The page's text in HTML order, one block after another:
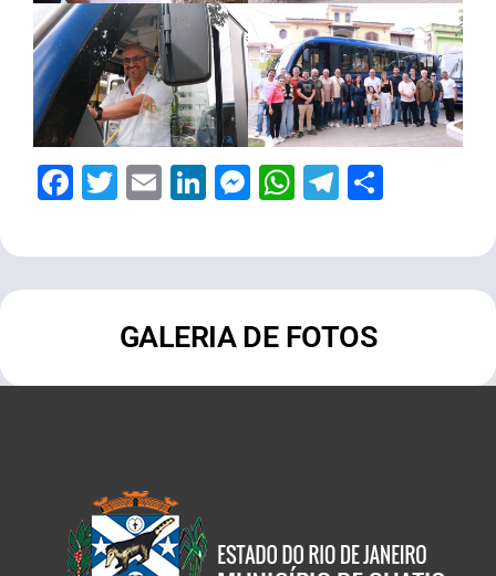
Facebook
Twitter
EmailLinkedIn
Messenger
WhatsApp
Telegram
GALERIA DE FOTOS